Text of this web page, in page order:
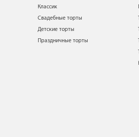
Классик
Свадебные торты
Детские торты
Праздничные торты